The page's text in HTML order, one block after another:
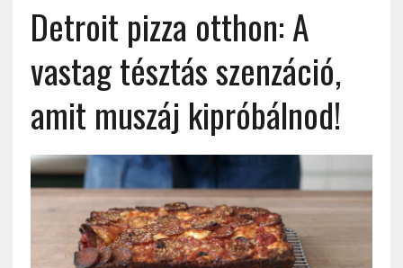
Detroit pizza otthon: A
vastag tésztás szenzáció,
amit muszáj kipróbálnod!